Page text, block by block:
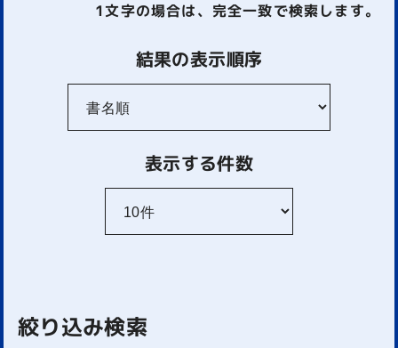
1文字の場合は、完全一致で検索します。
結果の表示順序
表示する件数
絞り込み検索